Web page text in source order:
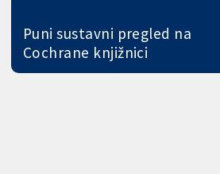
Puni sustavni pregled na
Cochrane knjižnici